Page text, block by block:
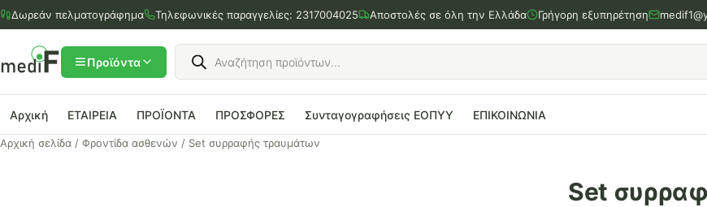
Μετάβαση
στο
περιεχόμενο
Δωρεάν πελματογράφημα Τηλεφωνικές παραγγελίες: 2317004025 Αποστολές σε όλη την Ελλάδα Γρήγορη εξυπηρέτηση
Προϊόντα
Products
search
Αρχική ΕΤΑΙΡΕΙΑ ΠΡΟΪΟΝΤΑ ΠΡΟΣΦΟΡΕΣ Συνταγογραφήσεις ΕΟΠΥΥ ΕΠΙΚΟΙΝΩΝΙΑ
Αρχική σελίδα / Φροντίδα ασθενών / Set συρραφής τραυμάτων
Set